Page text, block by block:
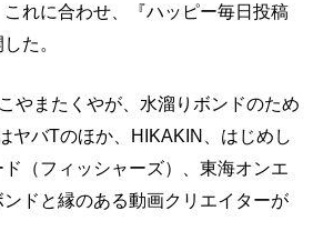
れに合わせ、『ハッピー毎日投稿
た。
やまたくやが、水溜りボンドのため
ヤバTのほか、HIKAKIN、はじめし
（フィッシャーズ）、東海オンエ
ドと縁のある動画クリエイターが